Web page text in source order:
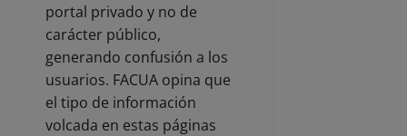
portal privado y no de
carácter público,
generando confusión a los
usuarios. FACUA opina que
el tipo de información
volcada en estas páginas